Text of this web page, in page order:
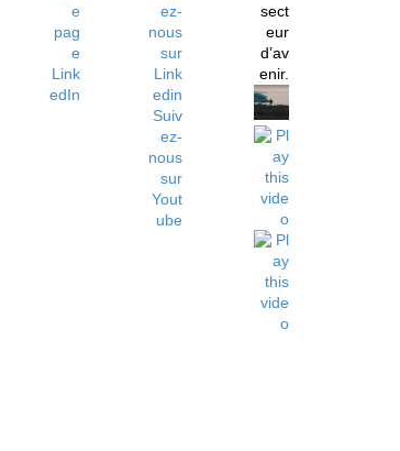
e
pag
e
Link
edIn
ez-
nous
sur
Link
edin
Suiv
ez-
nous
sur
Yout
ube
sect
eur
d’av
enir.